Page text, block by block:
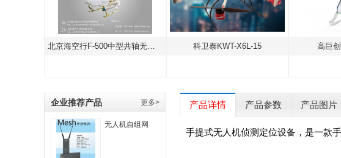
北京海空行F-500中型共轴无人直升机 科卫泰KWT-X6L-15 高巨创
企业推荐产品 更多>
无人机自组网
产品详情 产品参数 产品图片
手提式无人机侦测定位设备，是一款